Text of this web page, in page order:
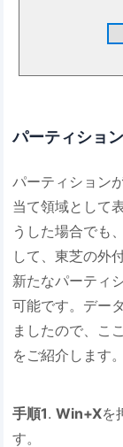
パーティショ
パーティション
当て領域として
うした場合でも
して、東芝の外
新たなパーティ
可能です。デー
ましたので、こ
をご紹介します。
手順1.Win+Xを
す。